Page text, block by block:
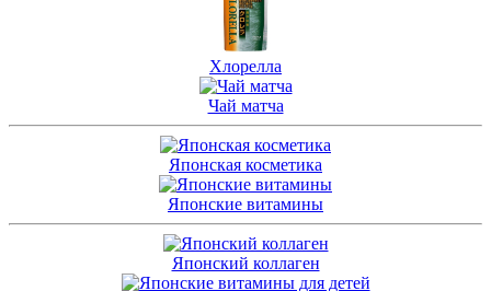
Хлорелла
Чай матча
Японская косметика
Японские витамины
Японский коллаген